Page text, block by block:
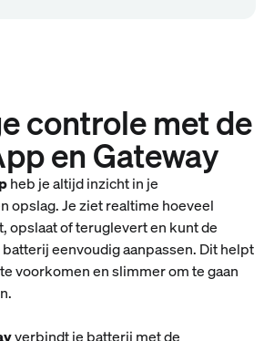
controle met de
en Gateway
heb je altijd inzicht in je
opslag. Je ziet realtime hoeveel
opslaat of teruglevert en kunt de
eenvoudig aanpassen. Dit helpt
voorkomen en slimmer om te gaan
verbindt je batterij met de